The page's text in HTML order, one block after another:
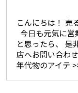
こんにちは！ 売
今日も元気に営
と思ったら、 是
店へお問い合わ
年代物のアイテ